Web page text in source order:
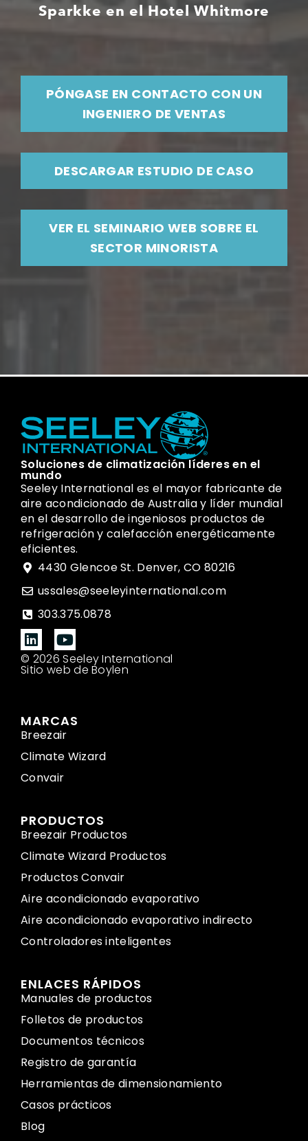
Sparkke en el Hotel Whitmore
PÓNGASE EN CONTACTO CON UN
INGENIERO DE VENTAS
DESCARGAR ESTUDIO DE CASO
VER EL SEMINARIO WEB SOBRE EL
SECTOR MINORISTA
Soluciones de climatización líderes en el
mundo
Seeley International es el mayor fabricante de
aire acondicionado de Australia y líder mundial
en el desarrollo de ingeniosos productos de
refrigeración y calefacción energéticamente
eficientes.
4430 Glencoe St. Denver, CO 80216
ussales@seeleyinternational.com
303.375.0878
© 2026 Seeley International
Sitio web de Boylen
MARCAS
Breezair
Climate Wizard
Convair
PRODUCTOS
Breezair Productos
Climate Wizard Productos
Productos Convair
Aire acondicionado evaporativo
Aire acondicionado evaporativo indirecto
Controladores inteligentes
ENLACES RÁPIDOS
Manuales de productos
Folletos de productos
Documentos técnicos
Registro de garantía
Herramientas de dimensionamiento
Casos prácticos
Blog